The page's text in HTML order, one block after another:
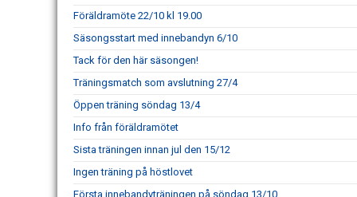
Föräldramöte 22/10 kl 19.00
Säsongsstart med innebandyn 6/10
Tack för den här säsongen!
Träningsmatch som avslutning 27/4
Öppen träning söndag 13/4
Info från föräldramötet
Sista träningen innan jul den 15/12
Ingen träning på höstlovet
Första innebandyträningen på söndag 13/10